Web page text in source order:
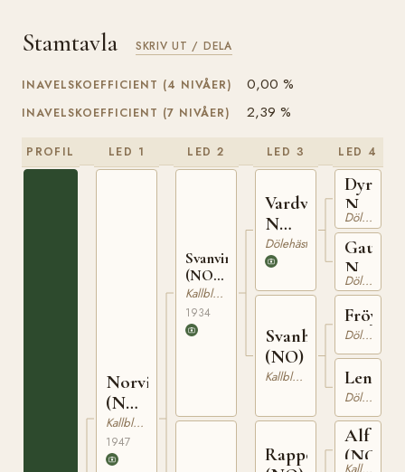
Stamtavla SKRIV UT / DELA
INAVELSKOEFFICIENT (4 NIVÅER) 0,00 %
INAVELSKOEFFICIENT (7 NIVÅER) 2,39 %
PROFIL LED 1
Norvinn
(NO)
T-224
Kallblodig Travare
1947
LED 2
Svanvinn
(NO)
T-133Kallblodig Travare
1934
LED 3
Vardvin
N
1283
Dölehäst
Svanhilda
(NO)
Kallblodig Travare
Rappo
LED 4
Dyril
N
1212
Dölehäst
N
9484
Dölehäst
Fröy
Dölehäst
Lenda
Dölehäst
Alf
(NO)